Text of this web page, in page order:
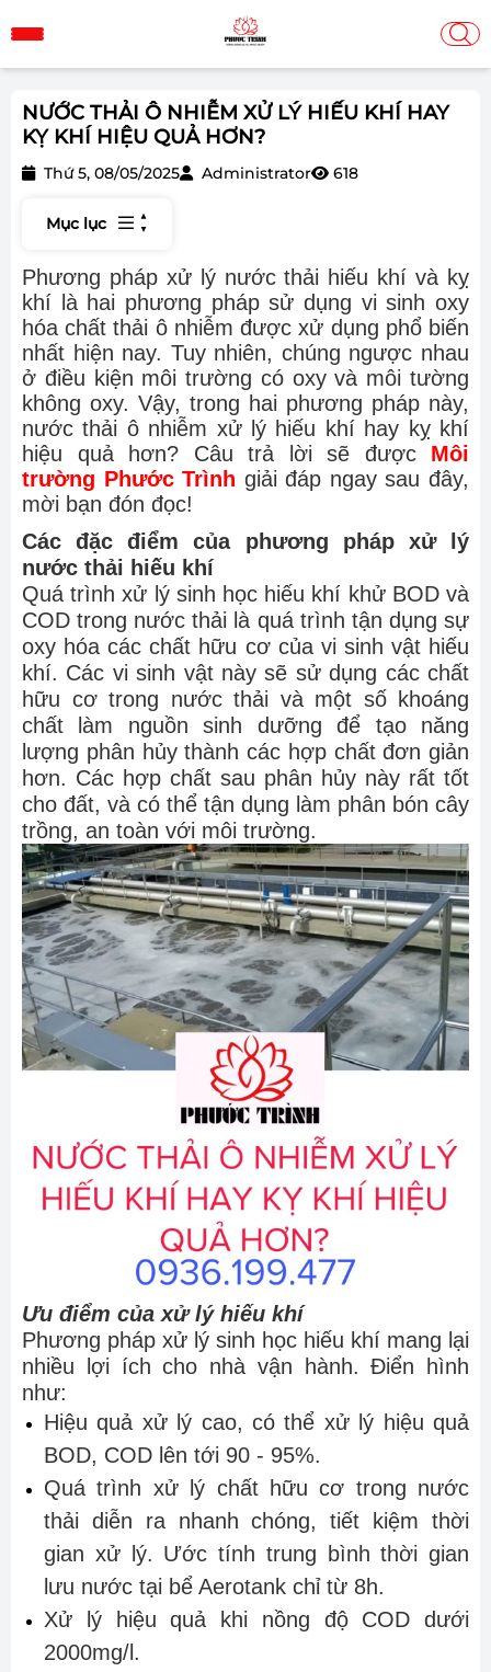
NƯỚC THẢI Ô NHIỄM XỬ LÝ HIẾU KHÍ HAY
KỴ KHÍ HIỆU QUẢ HƠN?
Thứ 5, 08/05/2025 Administrator 618
Mục lục
Phương pháp xử lý nước thải hiếu khí và kỵ
khí là hai phương pháp sử dụng vi sinh oxy
hóa chất thải ô nhiễm được xử dụng phổ biến
nhất hiện nay. Tuy nhiên, chúng ngược nhau
ở điều kiện môi trường có oxy và môi tường
không oxy. Vậy, trong hai phương pháp này,
nước thải ô nhiễm xử lý hiếu khí hay kỵ khí
hiệu quả hơn? Câu trả lời sẽ được Môi
trường Phước Trình giải đáp ngay sau đây,
mời bạn đón đọc!
Các đặc điểm của phương pháp xử lý
nước thải hiếu khí
Quá trình xử lý sinh học hiếu khí khử BOD và
COD trong nước thải là quá trình tận dụng sự
oxy hóa các chất hữu cơ của vi sinh vật hiếu
khí. Các vi sinh vật này sẽ sử dụng các chất
hữu cơ trong nước thải và một số khoáng
chất làm nguồn sinh dưỡng để tạo năng
lượng phân hủy thành các hợp chất đơn giản
hơn. Các hợp chất sau phân hủy này rất tốt
cho đất, và có thể tận dụng làm phân bón cây
trồng, an toàn với môi trường.
Ưu điểm của xử lý hiếu khí
Phương pháp xử lý sinh học hiếu khí mang lại
nhiều lợi ích cho nhà vận hành. Điển hình
như:
Hiệu quả xử lý cao, có thể xử lý hiệu quả
BOD, COD lên tới 90 - 95%.
Quá trình xử lý chất hữu cơ trong nước
thải diễn ra nhanh chóng, tiết kiệm thời
gian xử lý. Ước tính trung bình thời gian
lưu nước tại bể Aerotank chỉ từ 8h.
Xử lý hiệu quả khi nồng độ COD dưới
2000mg/l.